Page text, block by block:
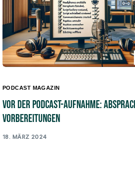
PODCAST MAGAZIN
Vor der Podcast-Aufnahme:
Vorbereitungen
18. MÄRZ 2024